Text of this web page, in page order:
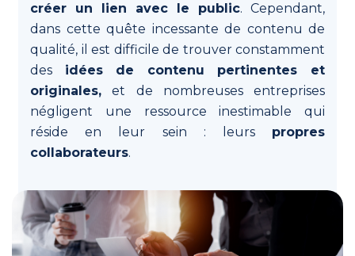
L'expert
Un
professionnel
de
la
communication vous
accompagne où l’IA s’arrête.
Une
formule
aussi
créer un lien avec le public. Cependant,
dans cette quête incessante de contenu de
qualité, il est difficile de trouver constamment
des idées de contenu pertinentes et
originales, et de nombreuses entreprises
négligent une ressource inestimable qui
réside en leur sein : leurs propres
collaborateurs.